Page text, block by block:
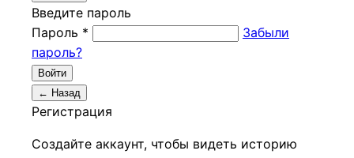
Введите пароль
Пароль *
Забыли
пароль?
Войти
← Назад
Регистрация
Создайте аккаунт, чтобы видеть историю